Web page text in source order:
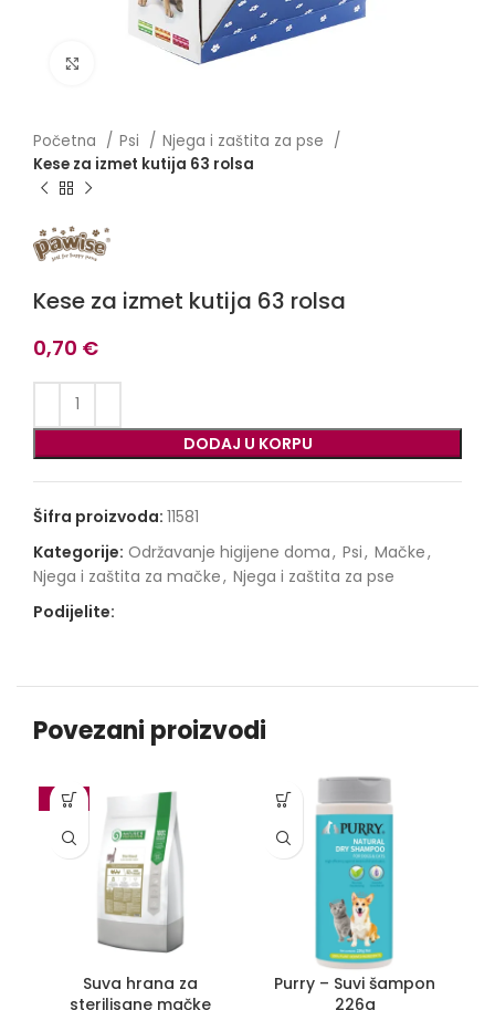
Click to enlarge
Početna Psi
Njega i zaštita za pse
Kese za izmet kutija 63 rolsa
Kese za izmet kutija 63 rolsa
0,70 €
DODAJ U KORPU
Šifra proizvoda: 11581
Kategorije: Održavanje higijene doma, Psi, Mačke,
Njega i zaštita za mačke, Njega i zaštita za pse
Podijelite:
Povezani proizvodi
-10%
Suva hrana za
sterilisane mačke
Purry – Suvi šampon
226g